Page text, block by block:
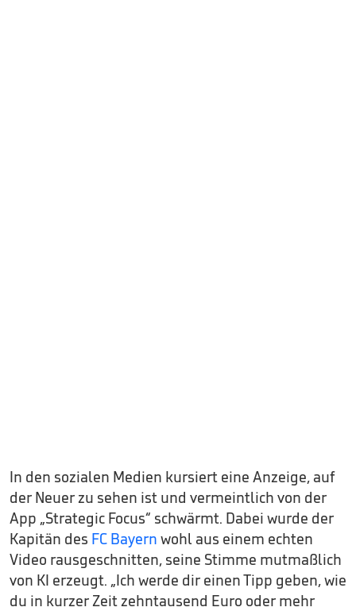
In den sozialen Medien kursiert eine Anzeige, auf
der Neuer zu sehen ist und vermeintlich von der
App „Strategic Focus“ schwärmt. Dabei wurde der
Kapitän des FC Bayern wohl aus einem echten
Video rausgeschnitten, seine Stimme mutmaßlich
von KI erzeugt. „Ich werde dir einen Tipp geben, wie
du in kurzer Zeit zehntausend Euro oder mehr